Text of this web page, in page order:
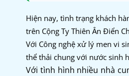
Hiện nay, tình trạng khách
trên Cộng Ty Thiên Ân Điển
Với Công nghệ xử lý men vi
thể thải chung với nước sinh
Với tình hình nhiều nhà